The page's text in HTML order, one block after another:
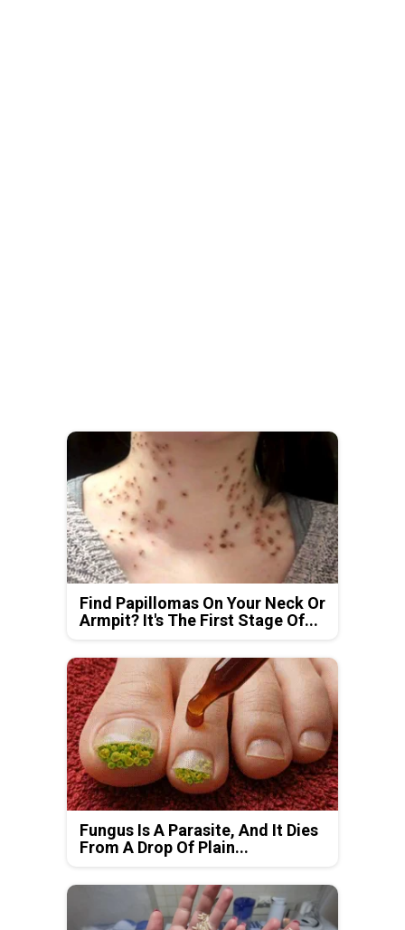
Find Papillomas On Your Neck Or
Armpit? It's The First Stage Of...
Fungus Is A Parasite, And It Dies
From A Drop Of Plain...